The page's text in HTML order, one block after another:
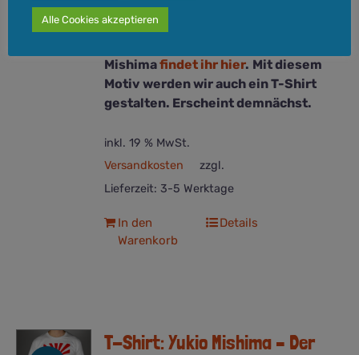
Druck
Größe
Mishimafindet ihr hier. Mit diesem
Motiv werden wir auch ein T-Shirt
gestalten. Erscheint demnächst.
inkl. 19 % MwSt.
zzgl.
Versandkosten
Lieferzeit: 3-5 Werktage
In den
Warenkorb
Details
T-Shirt: Yukio Mishima – Der
Alle Cookies akzeptieren